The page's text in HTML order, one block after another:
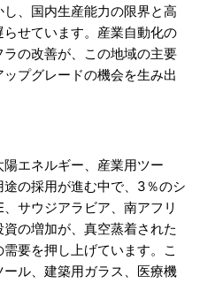
、国内生産能力の限界と高
せています。産業自動化の
の改善が、この地域の主要
プグレードの機会を生み出
エネルギー、産業用ツー
の採用が進む中で、3％のシ
サウジアラビア、南アフリ
の増加が、真空蒸着された
要を押し上げています。こ
ル、建築用ガラス、医療機